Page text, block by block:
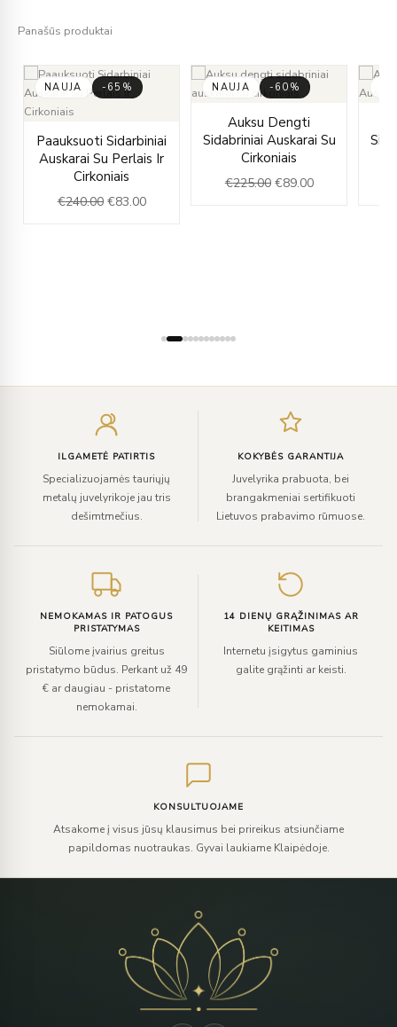
Panašūs produktai
NAUJA -65%
Paauksuoti Sidarbiniai
Auskarai Su Perlais Ir
Cirkoniais
€240.00
price
was:
€240.00.
€83.00
price
is:
NAUJA -60%
Auksu Dengti
Sidabriniai Auskarai Su
Cirkoniais
€225.00
price
was:
€225.00.
€89.00
is:
ILGAMETĖ PATIRTIS
Specializuojamės tauriųjų
metalų juvelyrikoje jau tris
dešimtmečius.
KOKYBĖS GARANTIJA
Juvelyrika prabuota, bei
brangakmeniai sertifikuoti
Lietuvos prabavimo rūmuose.
NEMOKAMAS IR PATOGUS
PRISTATYMAS
Siūlome įvairius greitus
pristatymo būdus. Perkant už 49
€ ar daugiau - pristatome
nemokamai.
14 DIENŲ GRĄŽINIMAS AR
KEITIMAS
Internetu įsigytus gaminius
galite grąžinti ar keisti.
KONSULTUOJAME
Atsakome į visus jūsų klausimus bei prireikus atsiunčiame
papildomas nuotraukas. Gyvai laukiame Klaipėdoje.